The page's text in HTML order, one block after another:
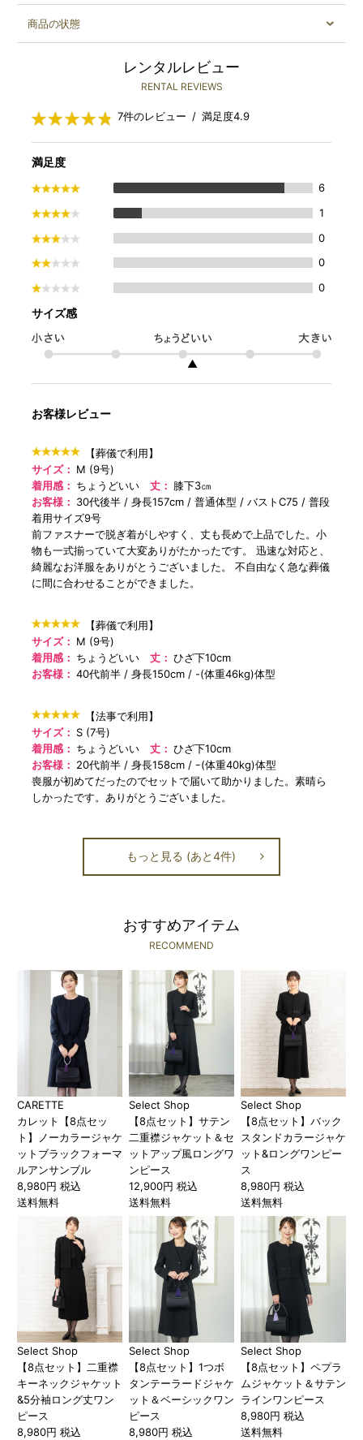
商品の状態
レンタルレビュー
RENTAL REVIEWS
7件のレビュー / 満足度4.9
満足度
6
1
0
0
0
サイズ感
▲
お客様レビュー
【葬儀で利用】
サイズ： M (9号)
着用感： ちょうどいい 丈： 膝下3㎝
お客様： 30代後半 身長157cm 普通体型 バストC75
普段
着用サイズ9号
前ファスナーで脱ぎ着がしやすく、丈も長めで上品でした。小
物も一式揃っていて大変ありがたかったです。 迅速な対応と、
綺麗なお洋服をありがとうございました。 不自由なく急な葬儀
に間に合わせることができました。
【葬儀で利用】
サイズ： M (9号)
着用感： ちょうどいい 丈：ひざ下10cm
お客様：40代前半 身長150cm -(体重46kg)体型
【法事で利用】
サイズ： S (7号)
着用感： ちょうどいい 丈：ひざ下10cm
お客様： 20代前半 身長158cm
ｰ(体重40kg)体型
喪服が初めてだったのでセットで届いて助かりました。素晴ら
しかったです。ありがとうございました。
もっと見る (あと4件)
おすすめアイテム
RECOMMEND
CARETTE
カレット【8点セッ
ト】ノーカラージャケ
ットブラックフォーマ
ルアンサンブル
8,980円 税込
送料無料
Select Shop
【8点セット】サテン
二重襟ジャケット＆セ
ットアップ風ロングワ
ンピース
12,900円 税込
送料無料
Select Shop
【8点セット】バック
スタンドカラージャケ
ット&ロングワンピー
ス
8,980円 税込
送料無料
Select Shop
【8点セット】二重襟
キーネックジャケット
&5分袖ロング丈ワン
ピース
8,980円 税込
Select Shop
【8点セット】1つボ
タンテーラードジャケ
ット＆ベーシックワン
ピース
8,980円 税込
Select Shop
【8点セット】ペプラ
ムジャケット＆サテン
ラインワンピース
8,980円 税込
送料無料